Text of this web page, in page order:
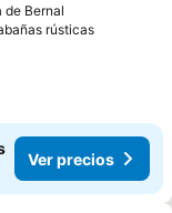
de Bernal
rústicas
Ver precios